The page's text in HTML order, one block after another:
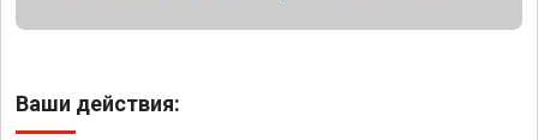
Ваши действия: